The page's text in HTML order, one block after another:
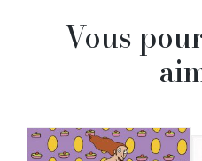
Vous